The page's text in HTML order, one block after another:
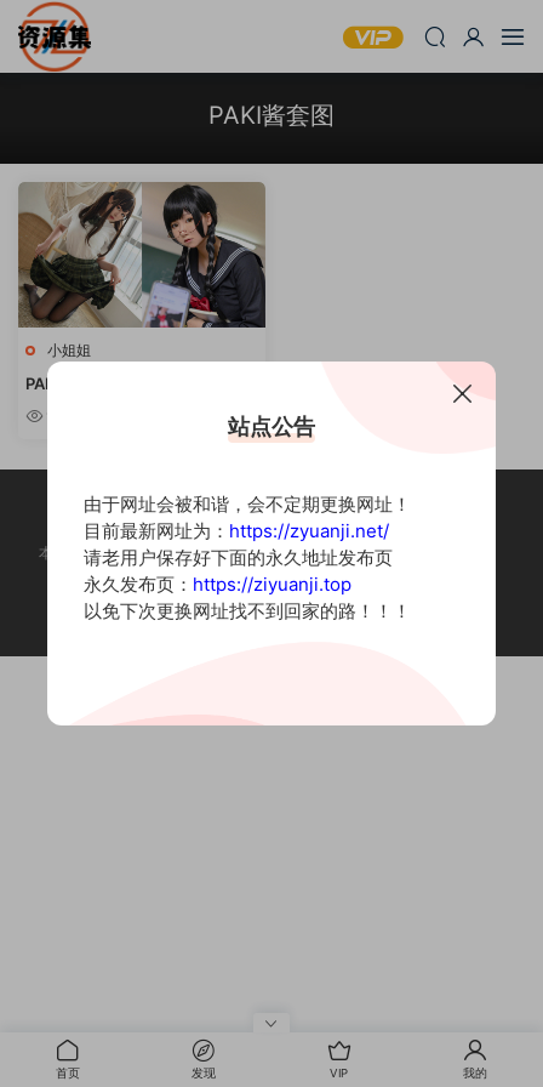
PAKI酱套图
小姐姐
PAKI酱 – 性感写真合集 [持续更
新]
本站为摄影写真图片网站，内容来自网络收集整理，仅作个人学习使用。
如有违法内容请联系删除
Copyright © 2022 资源集
首页 发现 VIP 我的
站点公告
由于网址会被和谐，会不定期更换网址！
目前最新网址为： https://zyuanji.net/
请老用户保存好下面的永久地址发布页
永久发布页： https://ziyuanji.top
以免下次更换网址找不到回家的路！！！